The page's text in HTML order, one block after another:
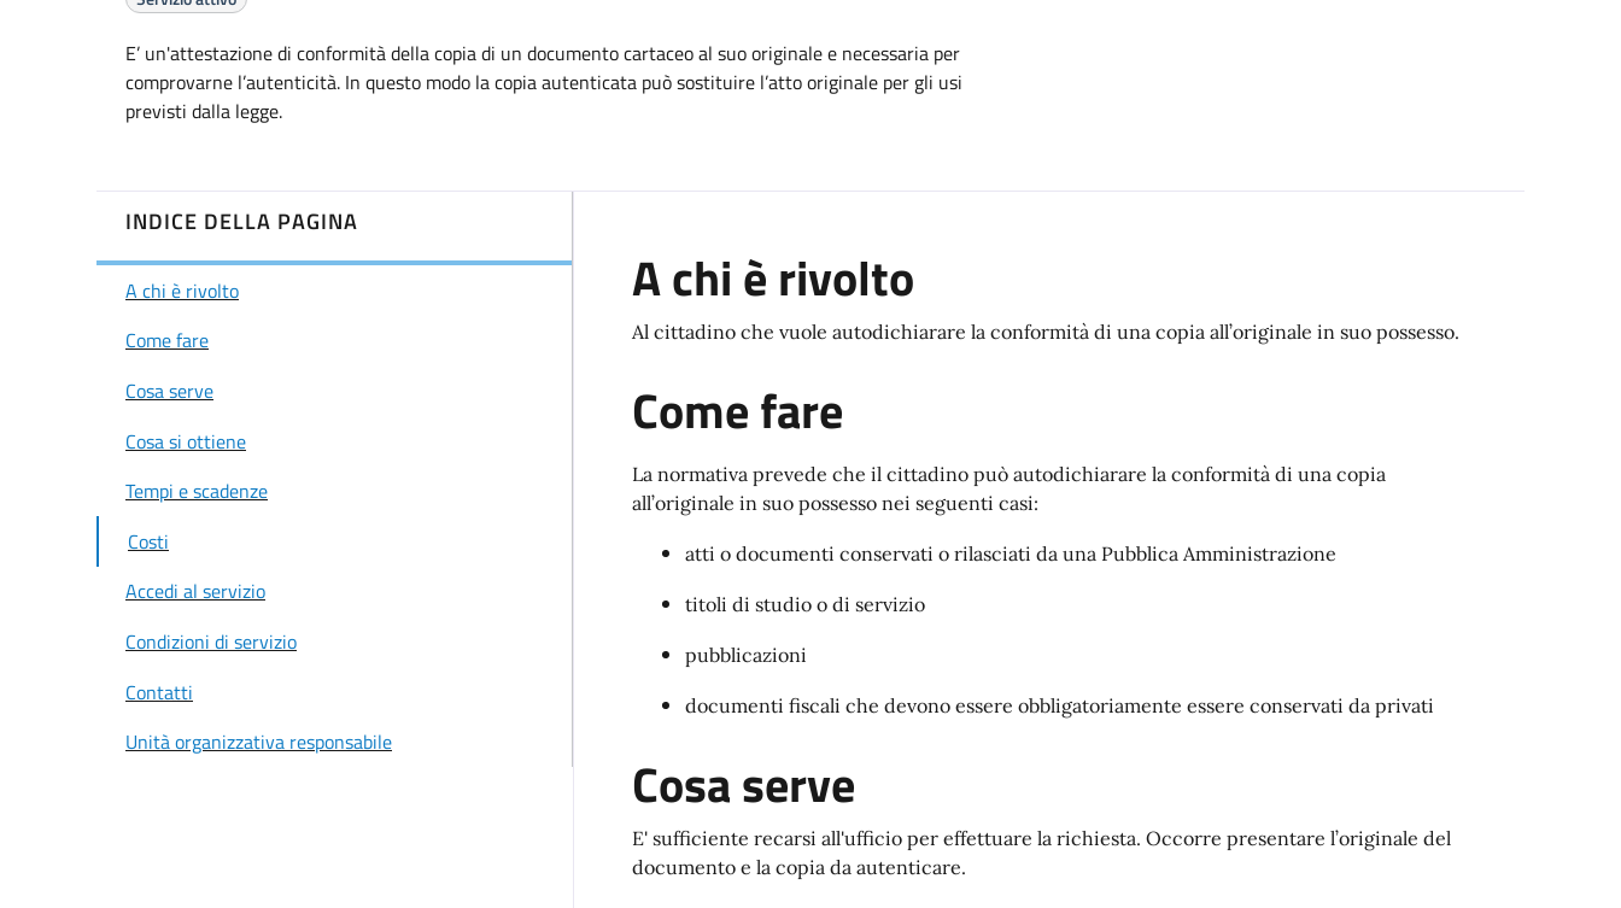
E’ un'attestazione di conformità della copia di un documento cartaceo al suo originale e necessaria per
comprovarne l’autenticità. In questo modo la copia autenticata può sostituire l’atto originale per gli usi
previsti dalla legge.
INDICE DELLA PAGINA
A chi è rivolto
Come fare
Cosa serve
Cosa si ottiene
Tempi e scadenze
Costi
Accedi al servizio
Condizioni di servizio
Contatti
Unità organizzativa responsabile
A chi è rivolto
Al cittadino che vuole autodichiarare la conformità di una copia all’originale in suo possesso.
Come fare
La normativa prevede che il cittadino può autodichiarare la conformità di una copia
all’originale in suo possesso nei seguenti casi:
atti o documenti conservati o rilasciati da una Pubblica Amministrazione
titoli di studio o di servizio
pubblicazioni
documenti fiscali che devono essere obbligatoriamente essere conservati da privati
Cosa serve
E' sufficiente recarsi all'ufficio per effettuare la richiesta. Occorre presentare l’originale del
documento e la copia da autenticare.